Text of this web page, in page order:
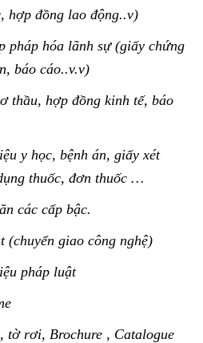
hợp đồng lao động..v)
pháp hóa lãnh sự (giấy chứng
báo cáo..v.v)
thầu, hợp đồng kinh tế, báo
y học, bệnh án, giấy xét
thuốc, đơn thuốc …
các cấp bậc.
(chuyển giao công nghệ)
pháp luật
tờ rơi, Brochure , Catalogue